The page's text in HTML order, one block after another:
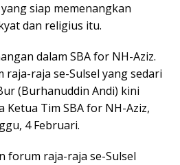
siap memenangkan
dan religius itu.
dalam SBA for NH-Aziz.
raja-raja se-Sulsel yang sedari
(Burhanuddin Andi) kini
Ketua Tim SBA for NH-Aziz,
4 Februari.
forum raja-raja se-Sulsel